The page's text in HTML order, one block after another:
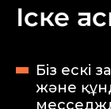
Іске
Біз ескі
және